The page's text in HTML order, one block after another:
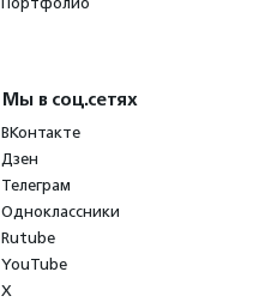
Мы в соц.сетях
ВКонтакте
Дзен
Телеграм
Одноклассники
Rutube
YouTube
X